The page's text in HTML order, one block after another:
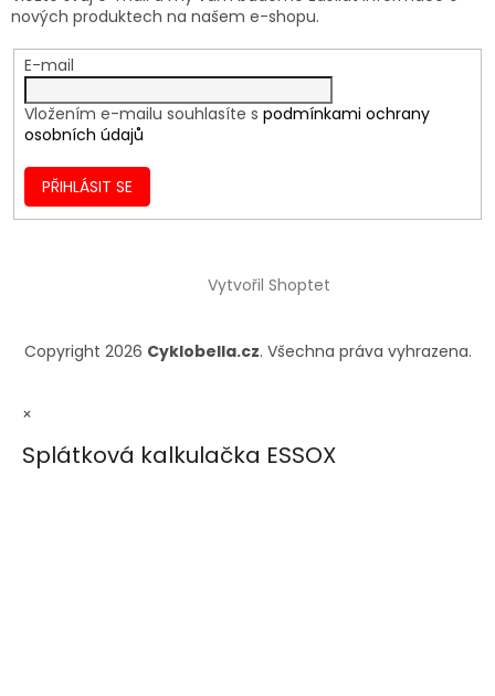
nových produktech na našem e-shopu.
E-mail
Vložením e-mailu souhlasíte s podmínkami ochrany
osobních údajů
PŘIHLÁSIT SE
Vytvořil Shoptet
Copyright 2026 Cyklobella.cz. Všechna práva vyhrazena.
×
Splátková kalkulačka ESSOX